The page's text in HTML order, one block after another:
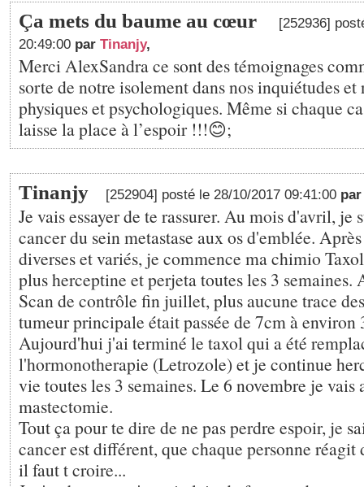
Ça mets du baume au cœur
[252936]
20:49:00 par Tinanjy,
Merci AlexSandra ce sont des témoignages
sorte de notre isolement dans nos inquiétudes et
physiques et psychologiques. Même si chaque
laisse la place à l’espoir !!!😊;
Tinanjy [252904] posté le 28/10/2017 09:41:00 par
Je vais essayer de te rassurer. Au mois d'avril, je
cancer du sein metastase aux os d'emblée.
diverses et variés, je commence ma chimio
plus herceptine et perjeta toutes les 3 semaines.
Scan de contrôle fin juillet, plus aucune trace
tumeur principale était passée de 7cm à environ
Aujourd'hui j'ai terminé le taxol qui a été
l'hormonotherapie (Letrozole) et je continue
vie toutes les 3 semaines. Le 6 novembre je vais
mastectomie.
Tout ça pour te dire de ne pas perdre espoir, je
cancer est différent, que chaque personne
il faut t croire...